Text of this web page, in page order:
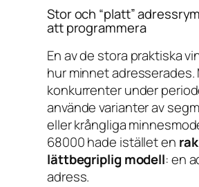
Stor och “platt”
att programmera
En av de stora praktiska
hur minnet adresserades.
konkurrenter under
använde varianter av
eller krångliga
68000 hade istället en
lättbegriplig modell: en
adress.